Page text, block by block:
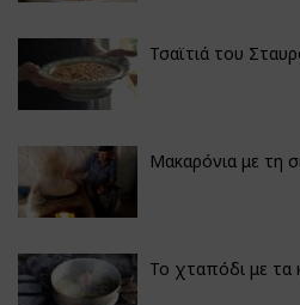
Τσαϊτιά του
Μακαρόνια με τη
Το χταπόδι με τα